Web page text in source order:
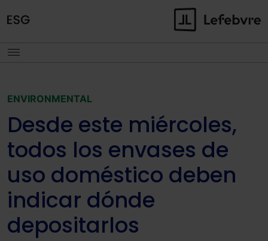
ENVIRONMENTAL
Desde este miércoles,
todos los envases de
uso doméstico deben
indicar dónde
depositarlos